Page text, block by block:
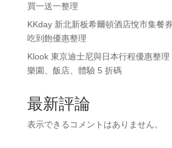
買一送一整理
KKday 新北新板希爾頓酒店悅市集餐
吃到飽優惠整理
Klook 東京迪士尼與日本行程優惠整理
樂園、飯店、體驗 5 折碼
最新評論
表示できるコメントはありません。